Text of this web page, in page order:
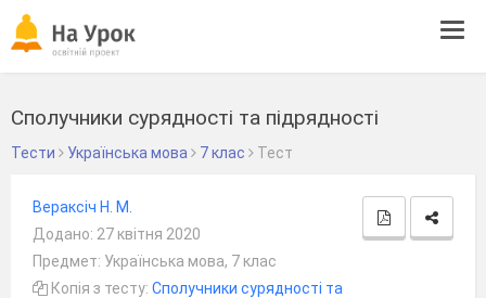
Сполучники сурядності та підрядності
Тести Українська мова 7 клас Тест
Вераксіч Н. М.
Додано: 27 квітня 2020
Предмет: Українська мова, 7 клас
Копія з тесту: Сполучники сурядності та